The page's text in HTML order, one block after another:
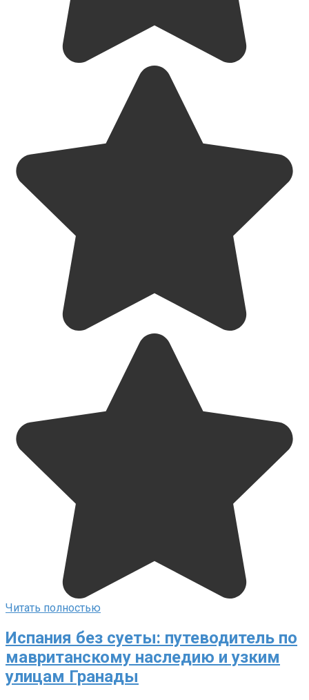
Читать полностью
Испания без суеты: путеводитель по
мавританскому наследию и узким
улицам Гранады